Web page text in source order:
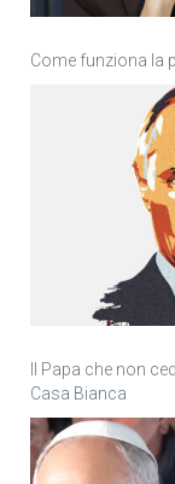
Come funziona la
Il Papa che non
Casa Bianca